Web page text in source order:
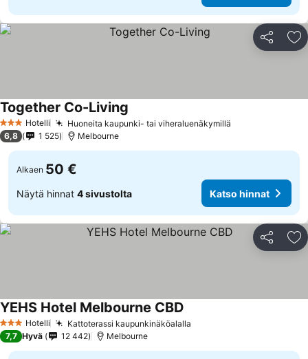
Jaa
3 Tähtiluokitus
Hotelli Huoneita kaupunki- tai viheraluenäkymillä
Together Co-Living
6,8 1 525 Melbourne
Alkaen 50 €
Näytä hinnat 4 sivustolta Katso hinnat
Jaa
3 Tähtiluokitus
Hotelli Kattoterassi kaupunkinäköalalla
YEHS Hotel Melbourne CBD
7,7 Hyvä 12 442 Melbourne